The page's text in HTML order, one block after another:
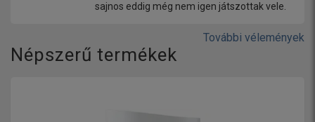
sajnos eddig még nem igen játszottak vele.
További vélemények
Népszerű termékek